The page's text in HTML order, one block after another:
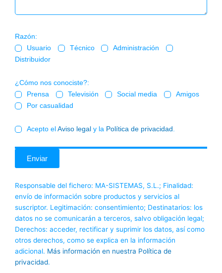
Razón:
Usuario
Técnico
Administración
Distribuidor
¿Cómo nos conociste?:
Prensa
Televisión Social media
Amigos
Por casualidad
Acepto el Aviso legal y la Política de privacidad
Responsable del fichero: MA-SISTEMAS, S.L.; Finalidad:
envío de información sobre productos y servicios al
suscriptor. Legitimación: consentimiento; Destinatarios: los
datos no se comunicarán a terceros, salvo obligación legal;
Derechos: acceder, rectificar y suprimir los datos, así como
otros derechos, como se explica en la información
adicional. Más información en nuestra Política de
privacidad.